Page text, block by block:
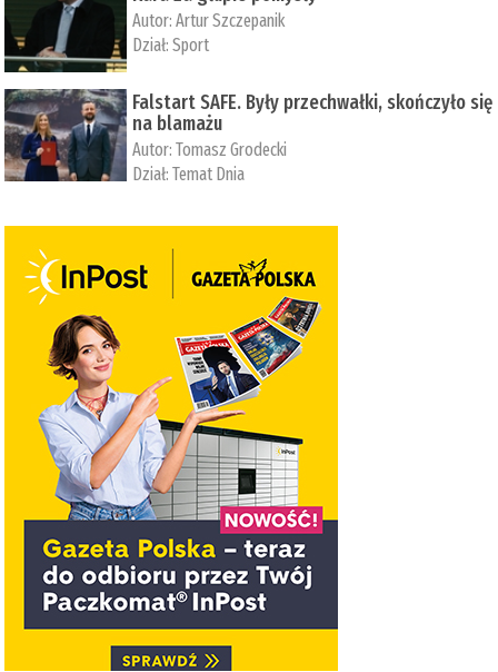
Autor:Artur Szczepanik
Dział:Sport
Falstart SAFE. Były przechwałki, skończyło się
na blamażu
Autor:Tomasz Grodecki
Dział:Temat Dnia